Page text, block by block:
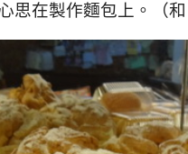
思在製作麵包上。（